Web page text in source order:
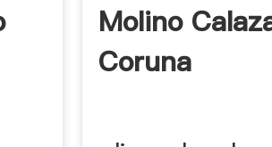
Molino
Coruna